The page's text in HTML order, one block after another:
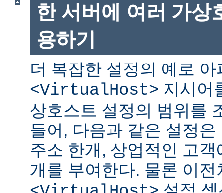
한 서버에 여러 가상
용하기
더 복잡한 설정의 예로
<VirtualHost> 지시어
상호스트 설정의 범위를
들어, 다음과 같은 설정
주소 한개, 상업적인 고
개를 부여한다. 물론 이전